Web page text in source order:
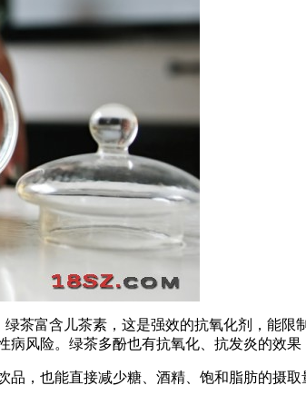
茶富含儿茶素，这是强效的抗氧化剂，能
风险。绿茶多酚也有抗氧化、抗发炎的效果
，也能直接减少糖、酒精、饱和脂肪的摄